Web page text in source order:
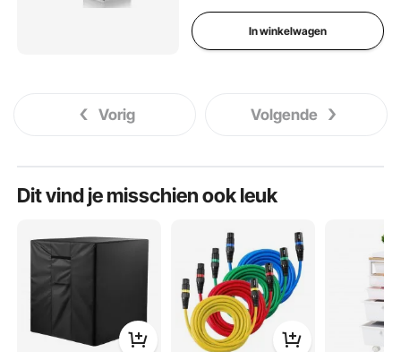
In winkelwagen
Vorig Volgende
Dit vind je misschien ook leuk